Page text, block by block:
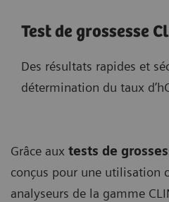
Test de grossesse
Des résultats rapides et
détermination du taux
Grâce aux tests de
conçus pour une utilisation
analyseurs de la gamme